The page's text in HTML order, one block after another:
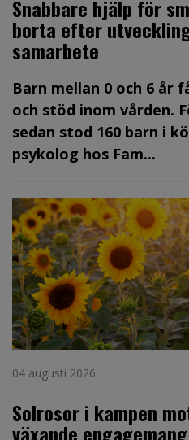
Snabbare hjälp för
borta efter
samarbete
Barn mellan 0 och 6 år
och stöd inom vården.
sedan stod 160 barn i
psykolog hos Fam...
04 augusti 2026
Solrosor i kampen
växande